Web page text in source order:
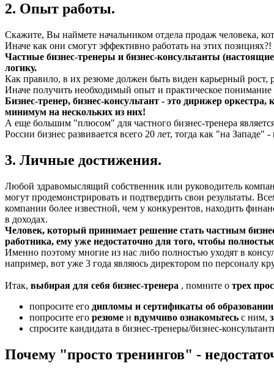
2. Опыт работы.
Скажите, Вы наймете начальником отдела продаж человека,
Иначе как они смогут эффективно работать на этих позициях?!
Частные бизнес-тренеры и бизнес-консультанты
логику.
Как правило, в их резюме должен быть виден карьерный рост,
Иначе получить необходимый опыт и практическое
Бизнес-тренер, бизнес-консультант - это дирижер
минимум на нескольких из них!
А еще большим "плюсом" для частного бизнес-тренера
России бизнес развивается всего 20 лет, тогда как "на Западе" -
3. Личные достижения.
Любой здравомыслящий собственник или руководитель
могут продемонстрировать и подтвердить свои результаты.
компании более известной, чем у конкурентов, находить
в доходах.
Человек, который принимает решение стать частным
работника, ему уже недостаточно для того, чтобы
Именно поэтому многие из нас либо полностью уходят в
например, вот уже 3 года являюсь директором по персоналу
Итак, выбирая для себя бизнес-тренера , помните о трех
попросите его дипломы и сертификаты об образовании
попросите его резюме и вдумчиво ознакомьтесь с ним,
спросите кандидата в бизнес-тренеры/бизнес-
Почему "просто тренингов" -